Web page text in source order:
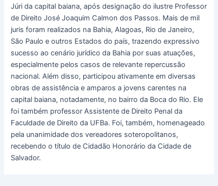
Júri da capital baiana, após designação do ilustre Professor
de Direito José Joaquim Calmon dos Passos. Mais de mil
juris foram realizados na Bahia, Alagoas, Rio de Janeiro,
São Paulo e outros Estados do país, trazendo expressivo
sucesso ao cenário jurídico da Bahia por suas atuações,
especialmente pelos casos de relevante repercussão
nacional. Além disso, participou ativamente em diversas
obras de assistência e amparos a jovens carentes na
capital baiana, notadamente, no bairro da Boca do Rio. Ele
foi também professor Assistente de Direito Penal da
Faculdade de Direito da UFBa. Foi, também, homenageado
pela unanimidade dos vereadores soteropolitanos,
recebendo o título de Cidadão Honorário da Cidade de
Salvador.